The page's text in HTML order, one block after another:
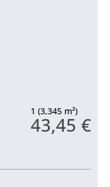
1 (3,345 m²)
43,45 €